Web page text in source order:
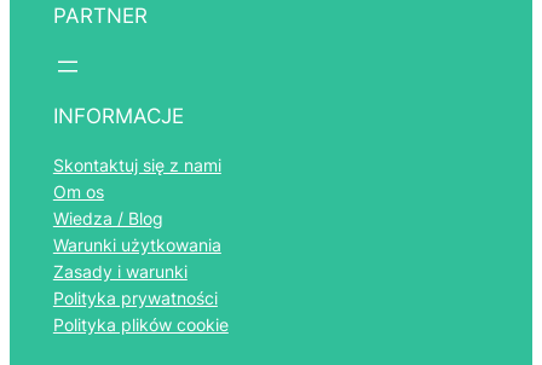
PARTNER
INFORMACJE
Skontaktuj się z nami
Om os
Wiedza / Blog
Warunki użytkowania
Zasady i warunki
Polityka prywatności
Polityka plików cookie